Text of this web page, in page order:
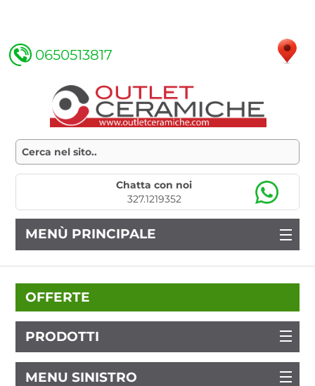
0650513817
Chatta con noi
327.1219352
MENÙ PRINCIPALE
OFFERTE
PRODOTTI
MENU SINISTRO